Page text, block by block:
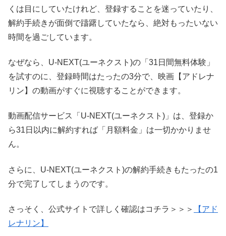
くは目にしていたけれど、登録することを迷っていたり、
解約手続きが面倒で躊躇していたなら、絶対もったいない
時間を過ごしています。
なぜなら、U-NEXT(ユーネクスト)の「31日間無料体験」
を試すのに、登録時間はたったの3分で、映画【アドレナ
リン】の動画がすぐに視聴することができます。
動画配信サービス「U-NEXT(ユーネクスト)」は、登録か
ら31日以内に解約すれば「月額料金」は一切かかりませ
ん。
さらに、U-NEXT(ユーネクスト)の解約手続きもたったの1
分で完了してしまうのです。
さっそく、公式サイトで詳しく確認はコチラ＞＞＞
【アド
レナリン】